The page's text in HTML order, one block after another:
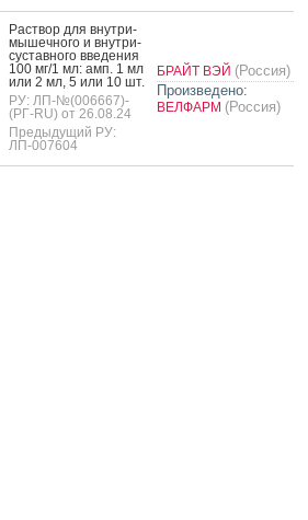
Рас­твор для внут­ри­
мышеч­но­го и внут­ри­
сус­тавно­го вве­дения
100 мг/1 мл: амп. 1 мл
или 2 мл, 5 или 10 шт.
РУ: ЛП-№(006667)-
(РГ-RU) от 26.08.24
Предыдущий РУ:
ЛП-007604
БРАЙТ ВЭЙ (Россия)
Произведено:
ВЕЛФАРМ (Россия)